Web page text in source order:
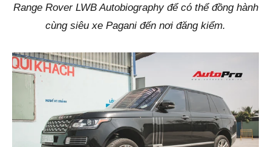
Range Rover LWB Autobiography để có thể đồng hành
cùng siêu xe Pagani đến nơi đăng kiểm.